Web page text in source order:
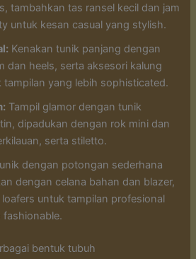
tambahkan tas ransel kecil dan jam
untuk kesan casual yang stylish.
Kenakan tunik panjang dengan
dan heels, serta aksesori kalung
tampilan yang lebih sophisticated.
Tampil glamor dengan tunik
dipadukan dengan rok mini dan
serta stiletto.
dengan potongan sederhana
dengan celana bahan dan blazer,
untuk tampilan profesional
fashionable.
bentuk tubuh